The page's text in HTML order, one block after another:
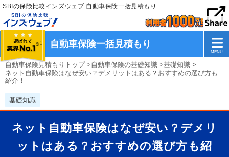
SBIの保険比較インズウェブ 自動車保険一括見積もり
自動車保険一括見積もり
自動車保険見積もりトップ>自動車保険の基礎知識 >基礎知識 >
ネット自動車保険はなぜ安い？デメリットはある？おすすめの選び方も
紹介！
基礎知識
ネット自動車保険はなぜ安い？デメリ
ットはある？おすすめの選び方も紹